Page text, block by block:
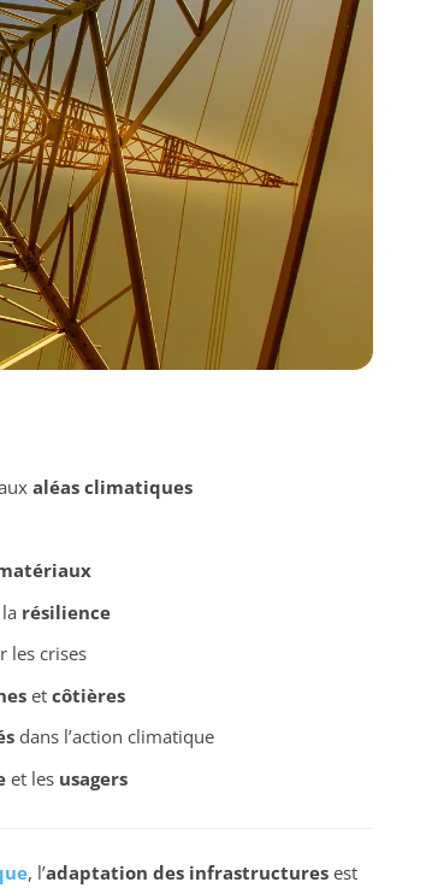
aléas climatiques
résilience
les crises
et côtières
dans l’action climatique
et les usagers
, l’adaptation des infrastructures est